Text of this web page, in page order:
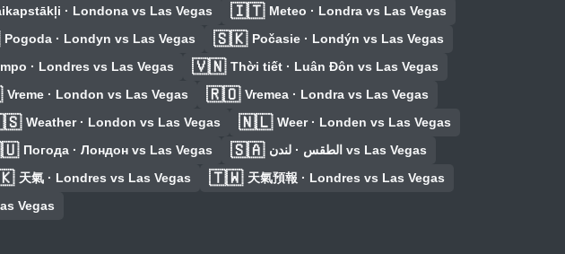
· Londona vs Las Vegas 🇮🇹 Meteo · Londra vs Las Vegas
Pogoda · Londyn vs Las Vegas 🇸🇰 Počasie · Londýn vs Las Vegas
· Londres vs Las Vegas 🇻🇳 Thời tiết · Luân Đôn vs Las Vegas
Vreme · London vs Las Vegas 🇷🇴 Vremea · Londra vs Las Vegas
Weather · London vs Las Vegas 🇳🇱 Weer · Londen vs Las Vegas
Погода · Лондон vs Las Vegas 🇸🇦 الطقس · لندن vs Las Vegas
天氣 · Londres vs Las Vegas 🇹🇼 天氣預報 · Londres vs Las Vegas
Vegas